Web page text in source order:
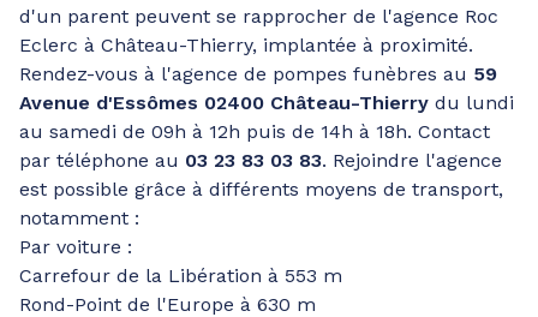
d'un parent peuvent se rapprocher de l'agence Roc
Eclerc à Château-Thierry, implantée à proximité.
Rendez-vous à l'agence de pompes funèbres au 59
Avenue d'Essômes 02400 Château-Thierry du lundi
au samedi de 09h à 12h puis de 14h à 18h. Contact
par téléphone au 03 23 83 03 83. Rejoindre l'agence
est possible grâce à différents moyens de transport,
notamment :
Par voiture :
Carrefour de la Libération à 553 m
Rond-Point de l'Europe à 630 m